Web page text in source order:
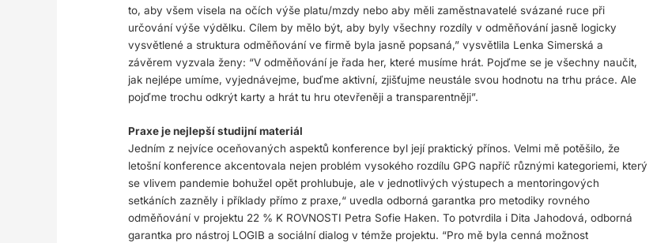
to, aby všem visela na očích výše platu/mzdy nebo aby měli zaměstnavatelé svázané ruce při
určování výše výdělku. Cílem by mělo být, aby byly všechny rozdíly v odměňování jasně logicky
vysvětlené a struktura odměňování ve firmě byla jasně popsaná,” vysvětlila Lenka Simerská a
závěrem vyzvala ženy: “V odměňování je řada her, které musíme hrát. Pojďme se je všechny naučit,
jak nejlépe umíme, vyjednávejme, buďme aktivní, zjišťujme neustále svou hodnotu na trhu práce. Ale
pojďme trochu odkrýt karty a hrát tu hru otevřeněji a transparentněji”.
Praxe je nejlepší studijní materiál
Jedním z nejvíce oceňovaných aspektů konference byl její praktický přínos. Velmi mě potěšilo, že
letošní konference akcentovala nejen problém vysokého rozdílu GPG napříč různými kategoriemi, který
se vlivem pandemie bohužel opět prohlubuje, ale v jednotlivých výstupech a mentoringových
setkáních zazněly i příklady přímo z praxe,“ uvedla odborná garantka pro metodiky rovného
odměňování v projektu 22 % K ROVNOSTI Petra Sofie Haken. To potvrdila i Dita Jahodová, odborná
garantka pro nástroj LOGIB a sociální dialog v témže projektu. “Pro mě byla cenná možnost